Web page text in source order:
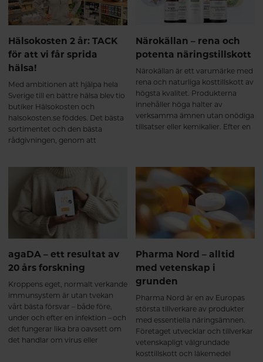
hela 31 procent.
Hälsokosten 2 år: TACK
för att vi får sprida
hälsa!
Med ambitionen att hjälpa hela
Sverige till en bättre hälsa blev tio
butiker Hälsokosten och
halsokosten.se föddes. Det bästa
sortimentet och den bästa
rådgivningen, genom att
Närokällan – rena och
potenta näringstillskott
Närokällan är ett varumärke med
rena och naturliga kosttillskott av
högsta kvalitet. Produkterna
innehåller höga halter av
verksamma ämnen utan onödiga
tillsatser eller kemikalier. Efter en
Advanced var precis vad han
behövde.
agaDA – ett resultat av
20 års forskning
Kroppens eget, normalt verkande
immunsystem är utan tvekan
vårt bästa försvar – både före,
under och efter en infektion – och
det fungerar lika bra oavsett om
det handlar om virus eller
Pharma Nord – alltid
med vetenskap i
grunden
Pharma Nord är en av Europas
största tillverkare av produkter
med essentiella näringsämnen.
Företaget utvecklar och tillverkar
vetenskapligt välgrundade
kosttillskott och läkemedel